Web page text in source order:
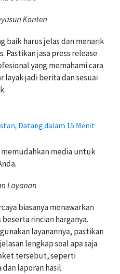
Konten
baik harus jelas dan menarik
Pastikan jasa press release
yang memahami cara
layak jadi berita dan sesuai
Datang dalam 15 Menit
media untuk
Layanan
biasanya menawarkan
rincian harganya.
layanannya, pastikan
lengkap soal apa saja
tersebut, seperti
laporan hasil.